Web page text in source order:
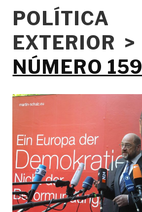
POLÍTICA
EXTERIOR >
NÚMERO 159